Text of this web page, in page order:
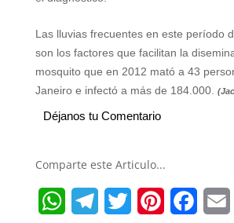
Las lluvias frecuentes en este período
son los factores que facilitan la
mosquito que en 2012 mató a 43
Janeiro e infectó a más de 184.000.
Déjanos tu Comentario
Comparte este Articulo...